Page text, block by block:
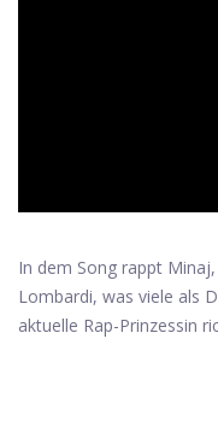
In dem Song rappt
Lombardi, was viele als
aktuelle Rap-Prinzessin